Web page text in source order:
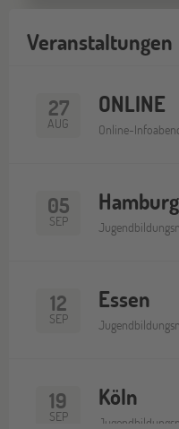
Veranstaltungen
27
AUG
ONLINE
Online-
05
SEP
Hamburg
12
SEP
Essen
19
SEP
Köln